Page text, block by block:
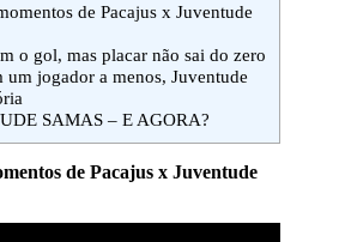
de Pacajus x Juventude
o gol, mas placar não sai do zero
um jogador a menos, Juventude
SAMAS – E AGORA?
de Pacajus x Juventude